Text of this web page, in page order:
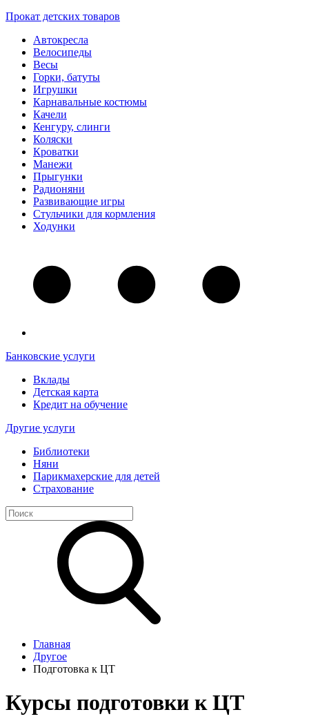
Прокат детских товаров
Автокресла
Велосипеды
Весы
Горки, батуты
Игрушки
Карнавальные костюмы
Качели
Кенгуру, слинги
Коляски
Кроватки
Манежи
Прыгунки
Радионяни
Развивающие игры
Стульчики для кормления
Ходунки
Банковские услуги
Вклады
Детская карта
Кредит на обучение
Другие услуги
Библиотеки
Няни
Парикмахерские для детей
Страхование
Главная
Другое
Подготовка к ЦТ
Курсы подготовки к ЦТ